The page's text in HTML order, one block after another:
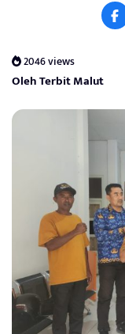
2046 views
Oleh Terbit Malut